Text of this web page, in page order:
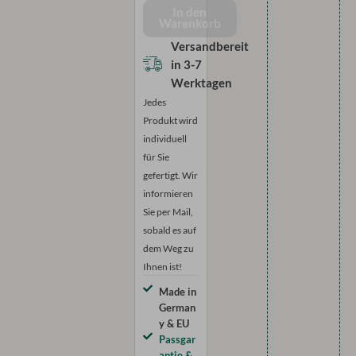
-
unifarben
Menge
Versandbereit
in 3-7
Werktagen
Jedes
Produkt wird
individuell
für Sie
gefertigt. Wir
informieren
Sie per Mail,
sobald es auf
dem Weg zu
Ihnen ist!
Made in
German
y & EU
Passgar